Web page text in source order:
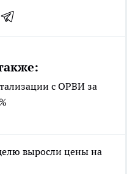
с ОРВИ за
выросли цены на